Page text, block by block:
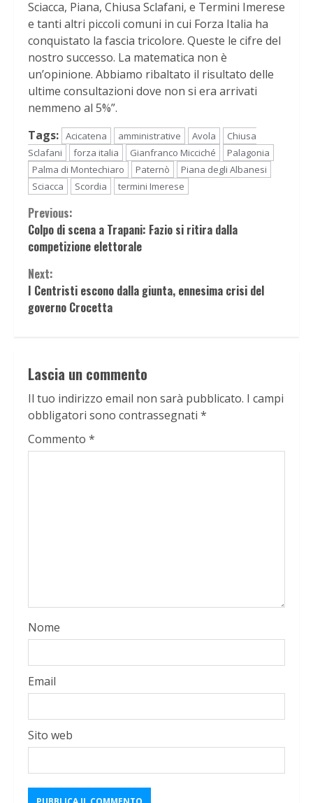
Sciacca, Piana, Chiusa Sclafani, e Termini Imerese
e tanti altri piccoli comuni in cui Forza Italia ha
conquistato la fascia tricolore. Queste le cifre del
nostro successo. La matematica non è
un’opinione. Abbiamo ribaltato il risultato delle
ultime consultazioni dove non si era arrivati
nemmeno al 5%”.
Tags: Acicatena amministrative Avola
Chiusa
Sclafani
forza italia Gianfranco Micciché
Palagonia
Palma di Montechiaro
Paternò
Piana degli Albanesi
Sciacca
Scordia termini Imerese
Continue
Reading
Previous:
Colpo di scena a Trapani: Fazio si ritira dalla
competizione elettorale
Next:
I Centristi escono dalla giunta, ennesima crisi del
governo Crocetta
Lascia un commento
Il tuo indirizzo email non sarà pubblicato. I campi
obbligatori sono contrassegnati *
Commento *
Nome
Email
Sito web